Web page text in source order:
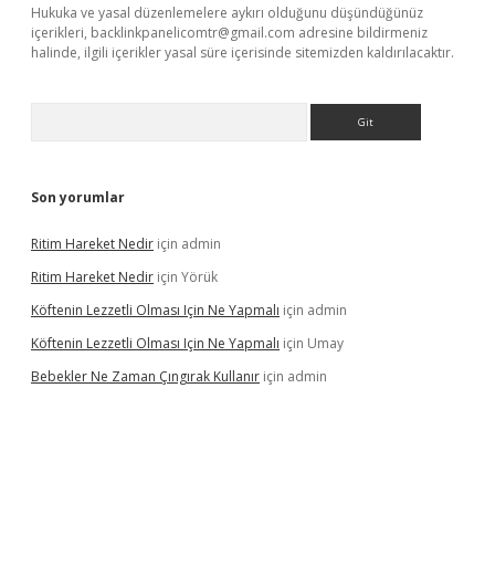
Hukuka ve yasal düzenlemelere aykırı olduğunu düşündüğünüz
içerikleri, backlinkpanelicomtr@gmail.com adresine bildirmeniz
halinde, ilgili içerikler yasal süre içerisinde sitemizden kaldırılacaktır.
Son yorumlar
Ritim Hareket Nedir için admin
Ritim Hareket Nedir için Yörük
Köftenin Lezzetli Olması Için Ne Yapmalı için admin
Köftenin Lezzetli Olması Için Ne Yapmalı için Umay
Bebekler Ne Zaman Çıngırak Kullanır için admin